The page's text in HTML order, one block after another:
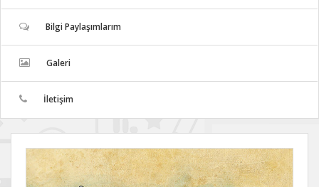
Bilgi Paylaşımlarım
Galeri
İletişim